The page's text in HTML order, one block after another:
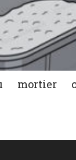
mortier